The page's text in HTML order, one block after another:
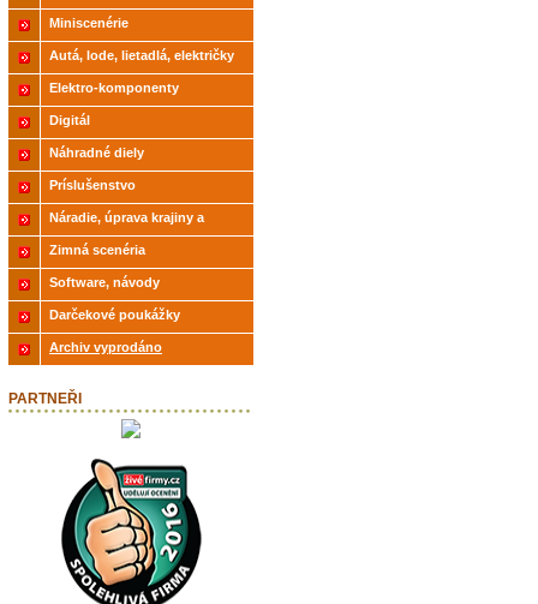
Miniscenérie
Autá, lode, lietadlá, električky
Elektro-komponenty
Digitál
Náhradné diely
Príslušenstvo
Náradie, úprava krajiny a
modelov
Zimná scenéria
Software, návody
Darčekové poukážky
Archiv vyprodáno
PARTNEŘI